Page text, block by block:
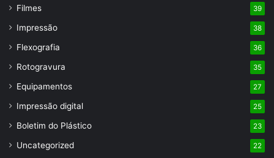
Filmes 39
Impressão 38
Flexografia 36
Rotogravura 35
Equipamentos 27
Impressão digital 25
Boletim do Plástico 23
Uncategorized 22